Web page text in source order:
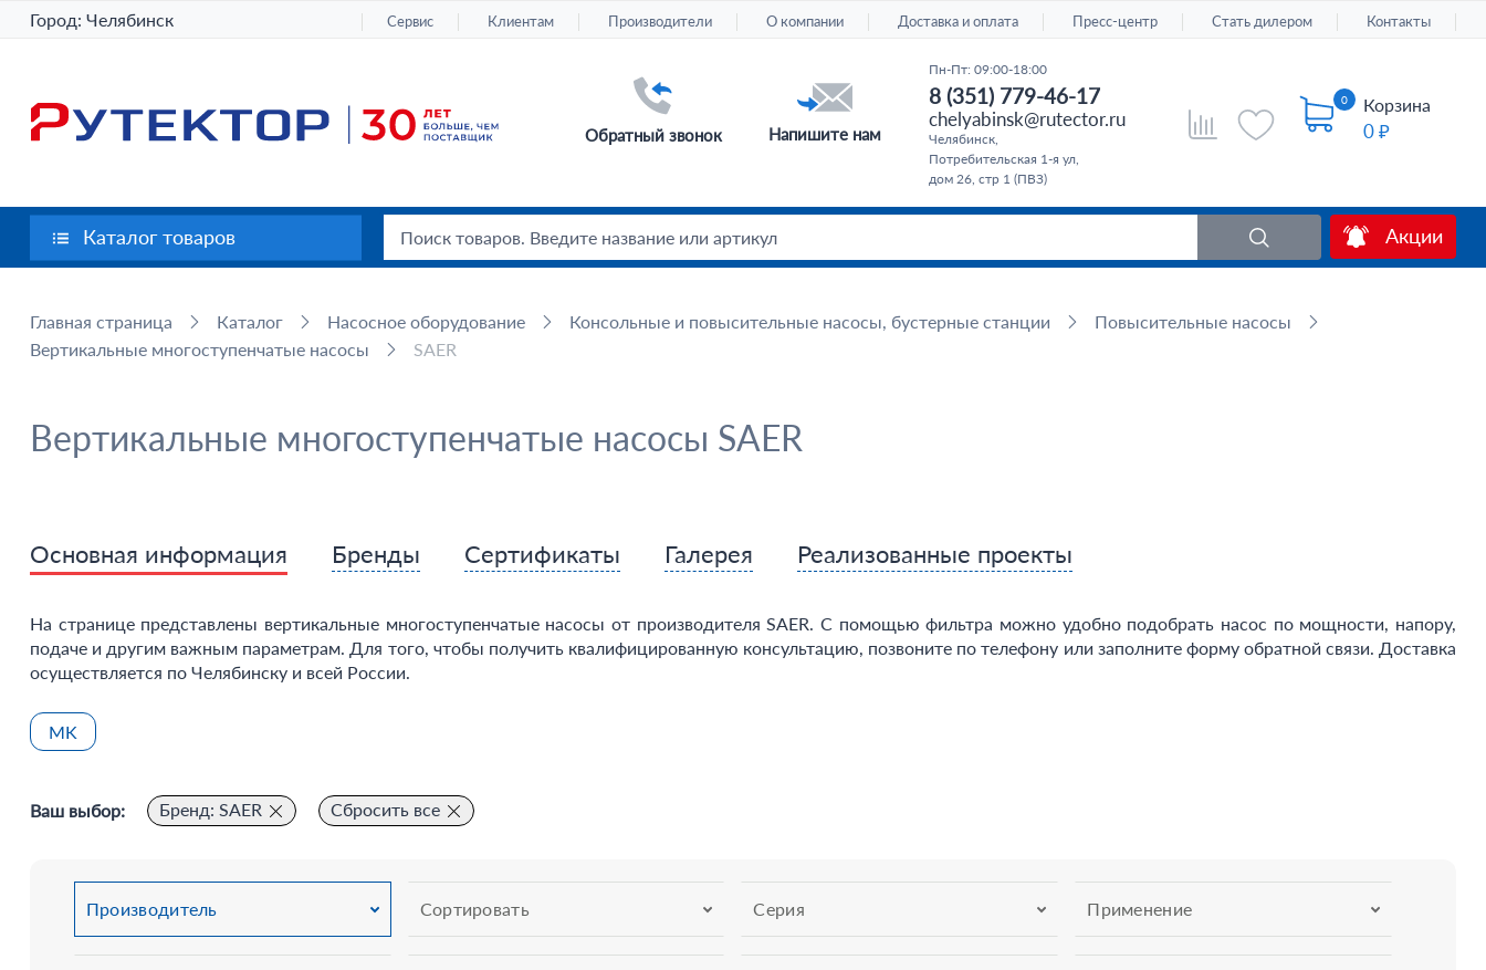
Город: Челябинск Сервис Клиентам Производители О компании Доставка и оплата Пресс-центр Стать дилером Контакты
0 Корзина
0 ₽
Обратный звонок Напишите нам
Пн-Пт: 09:00-18:00
8 (351) 779-46-17
chelyabinsk@rutector.ru
Челябинск,
Потребительская 1-я ул,
дом 26, стр 1 (ПВЗ)
Акции
Каталог товаров
Главная страница Каталог Насосное оборудование Консольные и повысительные насосы, бустерные станции
Повысительные насосы
Вертикальные многоступенчатые насосы
SAER
Вертикальные многоступенчатые насосы SAER
Основная информация Бренды Сертификаты Галерея Реализованные проекты
На странице представлены вертикальные многоступенчатые насосы от производителя SAER. С помощью фильтра можно удобно подобрать насос по мощности, напору,
подаче и другим важным параметрам. Для того, чтобы получить квалифицированную консультацию, позвоните по телефону или заполните форму обратной связи. Доставка
осуществляется по Челябинску и всей России.
MK
Ваш выбор: Бренд: SAER Сбросить все
Сортировать
Производитель Серия Применение